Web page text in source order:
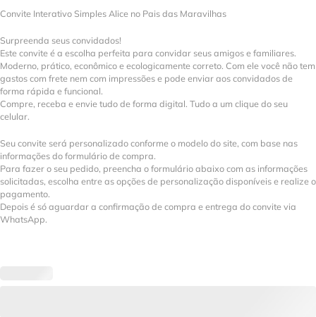
Convite Interativo Simples Alice no Pais das Maravilhas
Surpreenda seus convidados!
Este convite é a escolha perfeita para convidar seus amigos e familiares.
Moderno, prático, econômico e ecologicamente correto. Com ele você não tem
gastos com frete nem com impressões e pode enviar aos convidados de
forma rápida e funcional.
Compre, receba e envie tudo de forma digital. Tudo a um clique do seu
celular.
Seu convite será personalizado conforme o modelo do site, com base nas
informações do formulário de compra.
Para fazer o seu pedido, preencha o formulário abaixo com as informações
solicitadas, escolha entre as opções de personalização disponíveis e realize o
pagamento.
Depois é só aguardar a confirmação de compra e entrega do convite via
WhatsApp.